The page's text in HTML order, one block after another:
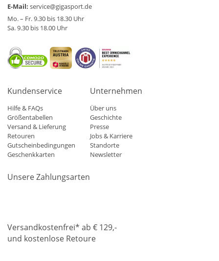
E-Mail: service@gigasport.de
Mo. – Fr. 9.30 bis 18.30 Uhr
Sa. 9.30 bis 18.00 Uhr
Kundenservice
Hilfe & FAQs
Größentabellen
Versand & Lieferung
Retouren
Gutscheinbedingungen
Geschenkkarten
Unternehmen
Über uns
Geschichte
Presse
Jobs & Karriere
Standorte
Newsletter
Unsere Zahlungsarten
Versandkostenfrei* ab € 129,-
und kostenlose Retoure